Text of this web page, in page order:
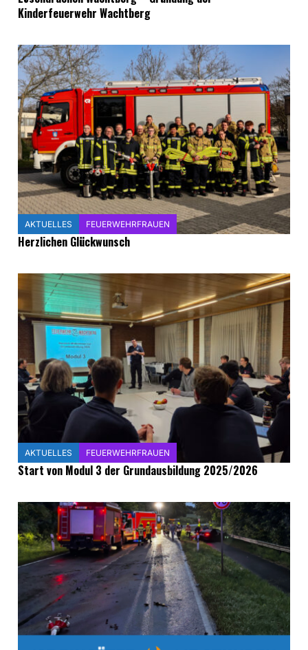
Kinderfeuerwehr Wachtberg
AKTUELLES FEUERWEHRFRAUEN
Herzlichen Glückwunsch
AKTUELLES FEUERWEHRFRAUEN
Start von Modul 3 der Grundausbildung 2025/2026